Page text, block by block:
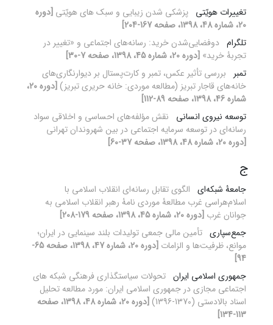
تغییرات هویّتی پزشکی شدن زیبایی و سبک های هویّتی [دوره
20، شماره 48، 1398، صفحه 167-204]
تلگرام دوفضایی‌شدن خرید: رسانه‌های اجتماعی و «تغییر در
تجربۀ خرید» [دوره 20، شماره 45، 1398، صفحه 7-30]
تمبر
بررسی تأثیر عکس، تمبر و کارت‌پستال بر دیوارنگاری‌های
خانه‌های قاجار تبریز (مطالعه موردی: خانه حریری تبریز)
[دوره 20،
شماره 46، 1398، صفحه 89-112]
توسعه نیروی انسانی
نقش مؤلفه‌های احساسی و اخلاقی سواد
رسانه‌ای در توسعه سرمایه اجتماعی در بین شهروندان تهرانی
[دوره 20، شماره 48، 1398، صفحه 37-60]
ج
جامعۀ شبکه‌ای الگوی تقابل رسانه‌ای انقلاب اسلامی با
اسلام‌هراسی غرب مطالعۀ موردی نامۀ رهبر انقلاب اسلامی به
جوانان غرب [دوره 20، شماره 45، 1398، صفحه 179-208]
جمع‌سپاری تأمین مالی جمعی تولیدات بلند سینمایی در ایران؛
موانع، ظرفیت‌ها و الزامات
[دوره 20، شماره 47، 1398، صفحه 65-
94]
جمهوری اسلامی ایران تحولات سیاستگذاری فرهنگی شبکه های
اجتماعی مجازی در جمهوری اسلامی ایران: مورد مطالعه تحلیل
اسناد بالادستی (1370-1396)
[دوره 20، شماره 48، 1398، صفحه
113-134]